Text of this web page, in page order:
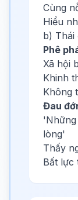
Cùng
Hiểu
b) Thái
Phê
Xã hội
Khinh
Không
Đau
lòng'
Thấy
Bất lực